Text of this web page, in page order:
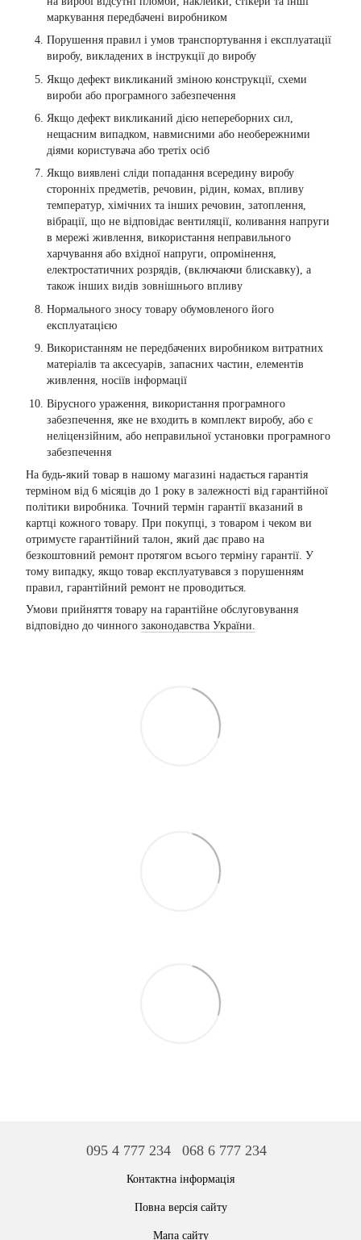
маркування передбачені виробником
Порушення правил і умов транспортування і експлуатації
виробу, викладених в інструкції до виробу
Якщо дефект викликаний зміною конструкції, схеми
вироби або програмного забезпечення
Якщо дефект викликаний дією непереборних сил,
нещасним випадком, навмисними або необережними
діями користувача або третіх осіб
Якщо виявлені сліди попадання всередину виробу
сторонніх предметів, речовин, рідин, комах, впливу
температур, хімічних та інших речовин, затоплення,
вібрації, що не відповідає вентиляції, коливання напруги
в мережі живлення, використання неправильного
харчування або вхідної напруги, опромінення,
електростатичних розрядів, (включаючи блискавку), а
також інших видів зовнішнього впливу
Нормального зносу товару обумовленого його
експлуатацією
Використанням не передбачених виробником витратних
матеріалів та аксесуарів, запасних частин, елементів
живлення, носіїв інформації
Вірусного ураження, використання програмного
забезпечення, яке не входить в комплект виробу, або є
неліцензійним, або неправильної установки програмного
забезпечення
На будь-який товар в нашому магазині надається гарантія
терміном від 6 місяців до 1 року в залежності від гарантійної
політики виробника. Точний термін гарантії вказаний в
картці кожного товару. При покупці, з товаром і чеком ви
отримуєте гарантійний талон, який дає право на
безкоштовний ремонт протягом всього терміну гарантії. У
тому випадку, якщо товар експлуатувався з порушенням
правил, гарантійний ремонт не проводиться.
Умови прийняття товару на гарантійне обслуговування
відповідно до чинного законодавства України.
095 4 777 234 068 6 777 234
Контактна інформація
Повна версія сайту
Мапа сайту